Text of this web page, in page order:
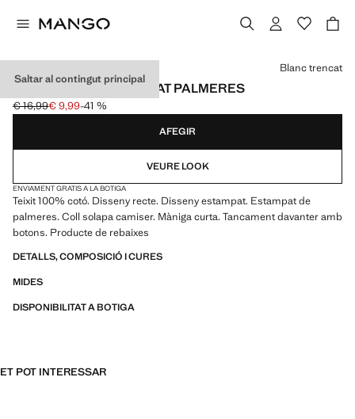
Saltar al contingut principal
CAMISA COTÓ ESTAMPAT PALMERES
Preu inicial ratllat [€ 16,99 ]
€ 16,99
Preu actual [€ 9,99 ]
€ 9,99-41 %
Selecciona un color
Blanc trencat
AFEGIR
VEURE LOOK
ENVIAMENT GRATIS A LA BOTIGA
Teixit 100% cotó. Disseny recte. Disseny estampat. Estampat de
palmeres. Coll solapa camiser. Màniga curta. Tancament davanter amb
botons. Producte de rebaixes
DETALLS, COMPOSICIÓ I CURES
MIDES
DISPONIBILITAT A BOTIGA
ET POT INTERESSAR